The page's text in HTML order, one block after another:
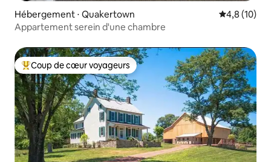
Hébergement ⋅ Quakertown Évaluation
4,8 (10)
Appartement serein d'une chambre
Coups de cœur voyageurs les plus appréciés
Coup de cœur voyageurs